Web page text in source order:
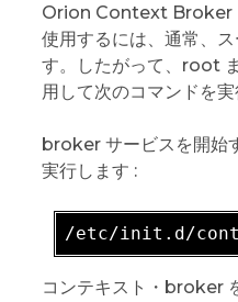
Orion Context Broker
使用するには、通常、
す。したがって、root
用して次のコマンドを実
broker サービスを開始
実行します :
/etc/init.d/
コンテキスト・broker